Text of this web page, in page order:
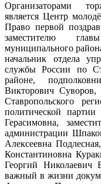
Организаторами
является Центр
Право первой
заместителю
муниципального
начальник отдела
службы России по
районе,
Викторович Суворов,
Ставропольского
политической
Герасимовна,
администрации
Алексеевна
Константиновна
Георгий Николаевич
важный в жизни